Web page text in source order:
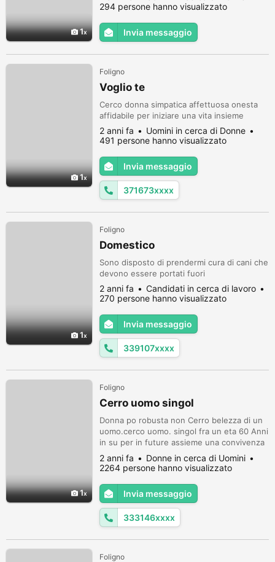
1
294 persone hanno visualizzato
Invia messaggio
1
Foligno
Voglio te
Cerco donna simpatica affettuosa onesta
affidabile per iniziare una vita insieme
2 anni fa
Uomini in cerca di Donne
491 persone hanno visualizzato
Invia messaggio
371673xxxx
1
Foligno
Domestico
Sono disposto di prendermi cura di cani che
devono essere portati fuori
2 anni fa
Candidati in cerca di lavoro
270 persone hanno visualizzato
Invia messaggio
339107xxxx
1
Foligno
Cerro uomo singol
Donna po robusta non Cerro belezza di un
uomo.cerco uomo. singol fra un eta 60 Anni
in su per in future assieme una convivenza
basata sincerita onesta, per un giorno
esser pronta a trasferirmi Zone perugia
Firenze foligno ponte San Giovanni semper
perugia ti Cerco senza figli po robistino
carattere buono dolce non aggressivo
possessivo LA vita si vive sereni...
2 anni fa
Donne in cerca di Uomini
2264 persone hanno visualizzato
Invia messaggio
333146xxxx
Foligno